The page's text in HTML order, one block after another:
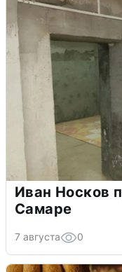
Иван Носков
Самаре
7 августа 0